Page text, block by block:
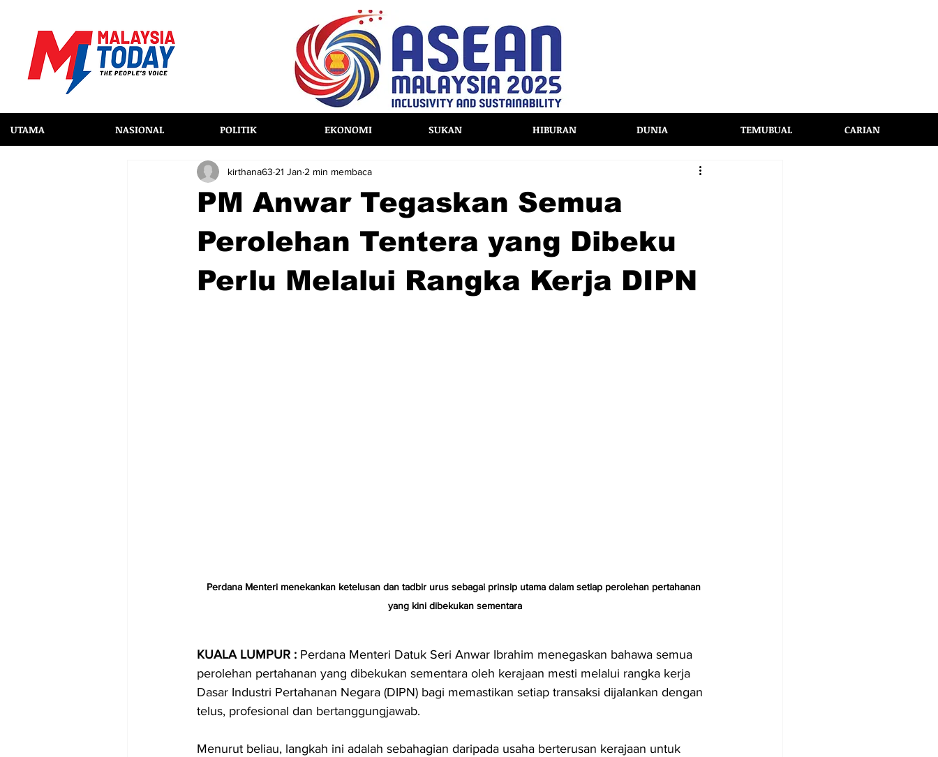
UTAMA NASIONAL POLITIK EKONOMI SUKAN HIBURAN DUNIA TEMUBUAL CARIAN
PM Anwar Tegaskan Semua
Perolehan Tentera yang Dibeku
Perlu Melalui Rangka Kerja DIPN
kirthana63 21 Jan 2 min membaca
Perdana Menteri menekankan ketelusan dan tadbir urus sebagai prinsip utama dalam setiap perolehan pertahanan
yang kini dibekukan sementara
KUALA LUMPUR : Perdana Menteri Datuk Seri Anwar Ibrahim menegaskan bahawa semua
perolehan pertahanan yang dibekukan sementara oleh kerajaan mesti melalui rangka kerja
Dasar Industri Pertahanan Negara (DIPN) bagi memastikan setiap transaksi dijalankan dengan
telus, profesional dan bertanggungjawab.
Menurut beliau, langkah ini adalah sebahagian daripada usaha berterusan kerajaan untuk